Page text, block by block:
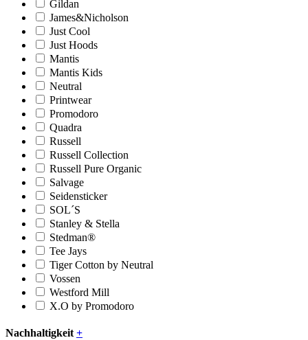
Gildan
James&Nicholson
Just Cool
Just Hoods
Mantis
Mantis Kids
Neutral
Printwear
Promodoro
Quadra
Russell
Russell Collection
Russell Pure Organic
Salvage
Seidensticker
SOL´S
Stanley & Stella
Stedman®
Tee Jays
Tiger Cotton by Neutral
Vossen
Westford Mill
X.O by Promodoro
Nachhaltigkeit +